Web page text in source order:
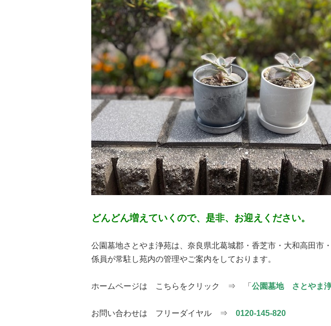
どんどん増えていくので、是非、お迎えください。
公園墓地さとやま浄苑は、奈良県北葛城郡・香芝市・大和高田市
係員が常駐し苑内の管理やご案内をしております。
ホームページは こちらをクリック ⇒ 「 公園墓地 さとやま
お問い合わせは フリーダイヤル ⇒ 0120-145-820